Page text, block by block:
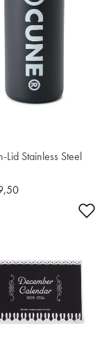
Lid Stainless Steel
ารโปรด เ